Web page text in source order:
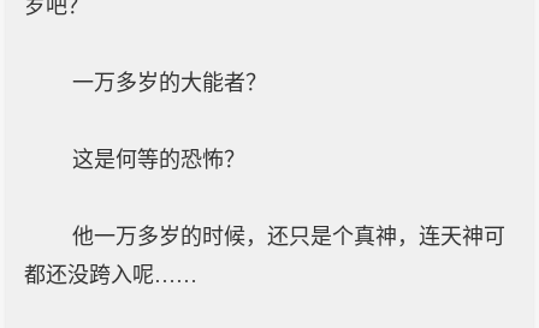
岁吧？
一万多岁的大能者？
这是何等的恐怖？
他一万多岁的时候，还只是个真神，连天神可
都还没跨入呢……